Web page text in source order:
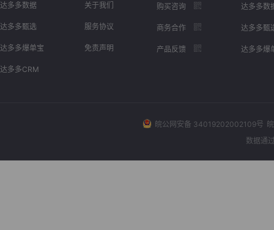
达多多数据
达多多甄选
达多多爆单宝
达多多CRM
关于我们
服务协议
免责声明
购买咨询
商务合作
产品反馈
达多多数
达多多甄
达多多爆
皖公网安备 34019202002109号
数据通